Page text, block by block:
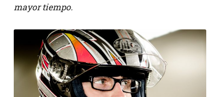
mayor tiempo.